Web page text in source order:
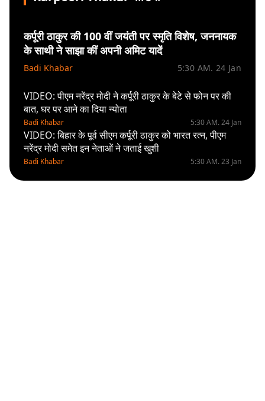
कर्पूरी ठाकुर की 100 वीं जयंती पर स्मृति विशेष, जननायक
के साथी ने साझा कीं अपनी अमिट यादें
Badi Khabar 5:30 AM. 24 Jan
VIDEO: पीएम नरेंद्र मोदी ने कर्पूरी ठाकुर के बेटे से फोन पर की
बात, घर पर आने का दिया न्योता
Badi Khabar 5:30 AM. 24 Jan
VIDEO: बिहार के पूर्व सीएम कर्पूरी ठाकुर को भारत रत्न, पीएम
नरेंद्र मोदी समेत इन नेताओं ने जताई खुशी
Badi Khabar 5:30 AM. 23 Jan